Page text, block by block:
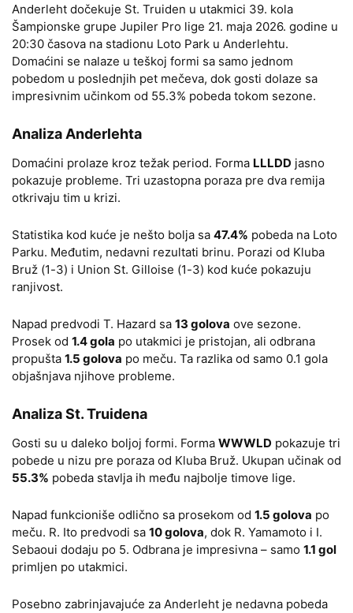
Anderleht dočekuje St. Truiden u utakmici 39. kola
Šampionske grupe Jupiler Pro lige 21. maja 2026. godine u
20:30 časova na stadionu Loto Park u Anderlehtu.
Domaćini se nalaze u teškoj formi sa samo jednom
pobedom u poslednjih pet mečeva, dok gosti dolaze sa
impresivnim učinkom od 55.3% pobeda tokom sezone.
Analiza Anderlehta
Domaćini prolaze kroz težak period. Forma LLLDD jasno
pokazuje probleme. Tri uzastopna poraza pre dva remija
otkrivaju tim u krizi.
Statistika kod kuće je nešto bolja sa 47.4% pobeda na Loto
Parku. Međutim, nedavni rezultati brinu. Porazi od Kluba
Bruž (1-3) i Union St. Gilloise (1-3) kod kuće pokazuju
ranjivost.
Napad predvodi T. Hazard sa 13 golova ove sezone.
Prosek od 1.4 gola po utakmici je pristojan, ali odbrana
propušta 1.5 golova po meču. Ta razlika od samo 0.1 gola
objašnjava njihove probleme.
Analiza St. Truidena
Gosti su u daleko boljoj formi. Forma WWWLD pokazuje tri
pobede u nizu pre poraza od Kluba Bruž. Ukupan učinak od
55.3% pobeda stavlja ih među najbolje timove lige.
Napad funkcioniše odlično sa prosekom od 1.5 golova po
meču. R. Ito predvodi sa 10 golova, dok R. Yamamoto i I.
Sebaoui dodaju po 5. Odbrana je impresivna – samo 1.1 gol
primljen po utakmici.
Posebno zabrinjavajuće za Anderleht je nedavna pobeda